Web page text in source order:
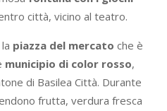
città, vicino al teatro.
piazza del mercato che è
municipio di color rosso,
di Basilea Città. Durante
frutta, verdura fresca